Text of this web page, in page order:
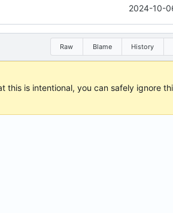
2024-10-
Raw Blame History
is intentional, you can safely ignore